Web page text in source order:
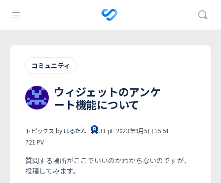
コミュニティ
ウィジェットのアンケ
ート機能について
トピックス by はるたん 31 pt 2023年9月5日 15:51
721PV
質問する場所がここでいいのかわからないのですが、
投稿してみます。